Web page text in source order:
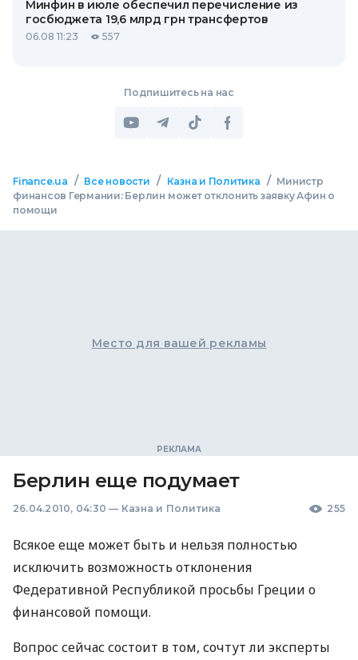
Минфин в июле обеспечил перечисление из
госбюджета 19,6 млрд грн трансфертов
06.08 11:23 557
Подпишитесь на нас
Finance.ua / Все новости / Казна и Политика / Министр
финансов Германии: Берлин может отклонить заявку Афин о
помощи
Место для вашей рекламы
Берлин еще подумает
26.04.2010, 04:30 — Казна и Политика 255
Всякое еще может быть и нельзя полностью
исключить возможность отклонения
Федеративной Республикой просьбы Греции о
финансовой помощи.
Вопрос сейчас состоит в том, сочтут ли эксперты